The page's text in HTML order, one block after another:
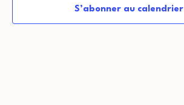
S’abonner au calendrier